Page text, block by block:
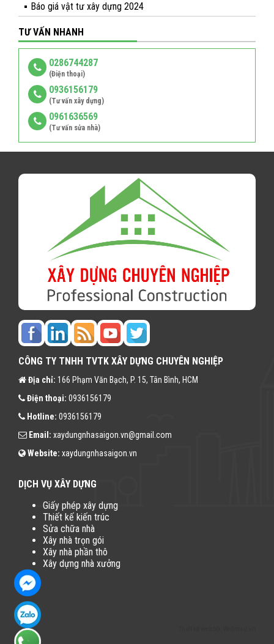
Báo giá vật tư xây dựng 2024
TƯ VẤN NHANH
0286744287
(Điện thoại)
0936156179
(Tư vấn xây dựng)
0961636569
(Tư vấn sửa nhà)
CÔNG TY TNHH TVTK XÂY DỰNG CHUYÊN NGHIỆP
Địa chỉ: 166 Phạm Văn Bạch, P. 15, Tân Bình, HCM
Điện thoại: 0936156179
Hotline: 0936156179
Email: xaydungnhasaigon.vn@gmail.com
Website: xaydungnhasaigon.vn
DỊCH VỤ XÂY DỰNG
Giấy phép xây dựng
Thiết kế kiến trúc
Sửa chữa nhà
Xây nhà trọn gói
Xây nhà phần thô
Xây dựng nhà xưởng